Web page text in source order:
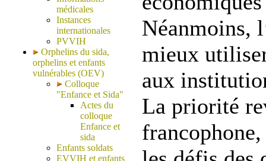
médicales
Instances
internationales
PVVIH
Orphelins du sida,
orphelins et enfants
vulnérables (OEV)
Colloque
"Enfance et Sida"
Actes du
colloque
Enfance et
sida
Enfants soldats
EVVIH et enfants
Néanmoins,
mieux
aux
La priorité